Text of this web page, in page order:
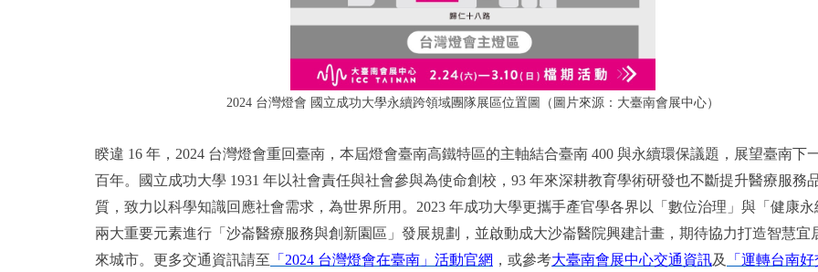
2024 台灣燈會 國立成功大學永續跨領域團隊展區位置圖（圖片來源：大臺南會展中心）
睽違 16 年，2024 台灣燈會重回臺南，本屆燈會臺南高鐵特區的主軸結合臺南 400 與永續環保議題，展望臺南下
百年。國立成功大學 1931 年以社會責任與社會參與為使命創校，93 年來深耕教育學術研發也不斷提升醫療服務
質，致力以科學知識回應社會需求，為世界所用。2023 年成功大學更攜手產官學各界以「數位治理」與「健康永
兩大重要元素進行「沙崙醫療服務與創新園區」發展規劃，並啟動成大沙崙醫院興建計畫，期待協力打造智慧宜
來城市。更多交通資訊請至 「2024 台灣燈會在臺南」活動官網 ，或參考大臺南會展中心交通資訊及
「運轉台南好